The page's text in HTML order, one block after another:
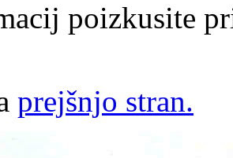
poizkusite
prejšnjo stran.